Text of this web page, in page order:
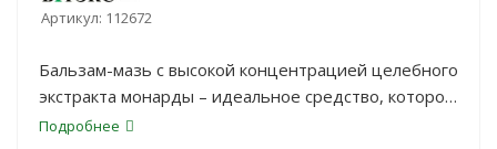
Артикул: 112672
Бальзам-мазь с высокой концентрацией целебного
экстракта монарды – идеальное средство, которое
способствует заживлению трещин и помогает
Подробнее